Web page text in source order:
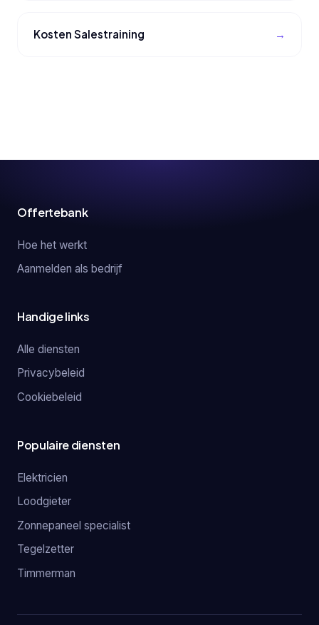
Kosten Salestraining
Offertebank
Hoe het werkt
Aanmelden als bedrijf
Handige links
Alle diensten
Privacybeleid
Cookiebeleid
Populaire diensten
Elektricien
Loodgieter
Zonnepaneel specialist
Tegelzetter
Timmerman